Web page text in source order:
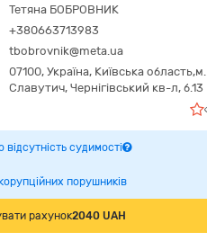
Тетяна БОБРОВНИК
+380663713983
tbobrovnik@meta.ua
07100, Україна, Київська область,м.
Славутич, Чернігівський кв-л, б.13
відсутність судимості
порушників
рахунок2040 UAH